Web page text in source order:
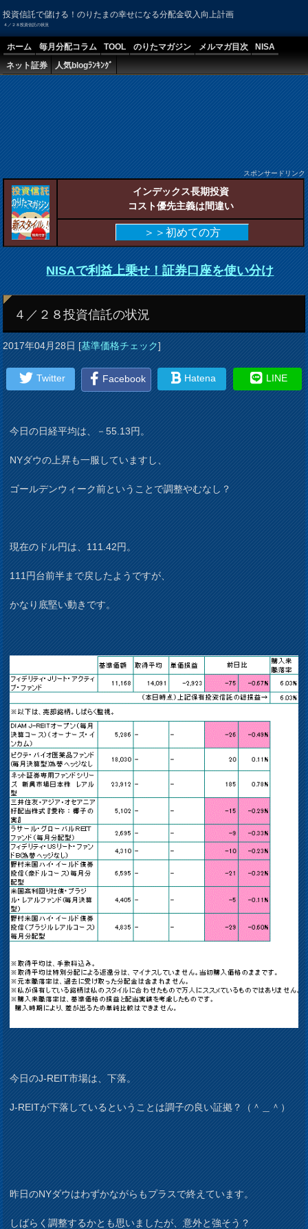
投資信託で儲ける！のりたまの幸せになる分配金収入向上計画
４／２８投資信託の状況
ホーム 毎月分配コラム TOOL のりたマガジン メルマガ目次
NISA
ネット証券
人気blogﾗﾝｷﾝｸﾞ
スポンサードリンク
インデックス長期投資
コスト優先主義は間違い
＞＞初めての方
NISAで利益上乗せ！証券口座を使い分け
４／２８投資信託の状況
2017年04月28日[基準価格チェック]
Twitter Facebook Hatena LINE
今日の日経平均は、－55.13円。
NYダウの上昇も一服していますし、
ゴールデンウィーク前ということで調整やむなし？
現在のドル円は、111.42円。
111円台前半まで戻したようですが、
かなり底堅い動きです。
今日のJ-REIT市場は、下落。
J-REITが下落しているということは調子の良い証拠？（＾＿＾）
昨日のNYダウはわずかながらもプラスで終えています。
しばらく調整するかとも思いましたが、意外と強そう？